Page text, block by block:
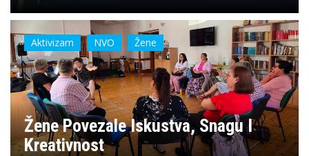
Aktivizam NVO Žene
Žene Povezale Iskustva, Snagu I
Kreativnost